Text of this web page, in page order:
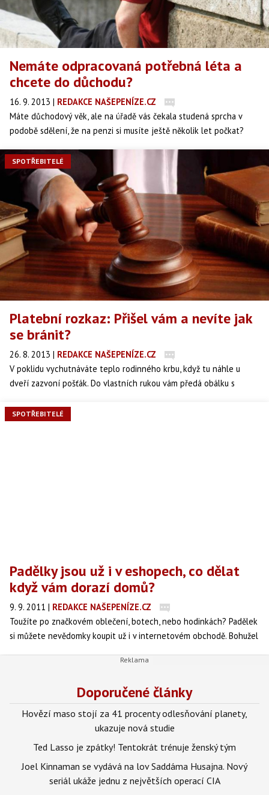
Nemáte odpracovaná potřebná léta a
chcete do důchodu?
16. 9. 2013 | REDAKCE NAŠEPENÍZE.CZ
Máte důchodový věk, ale na úřadě vás čekala studená sprcha v
podobě sdělení, že na penzi si musíte ještě několik let počkat?
setkávají ženy, které doma pečovaly o děti, nebo lidé, kteří přišli
na určitou dobu o zaměstnání.
SPOTŘEBITELÉ
Platební rozkaz: Přišel vám a nevíte jak
se bránit?
26. 8. 2013 | REDAKCE NAŠEPENÍZE.CZ
V poklidu vychutnáváte teplo rodinného krbu, když tu náhle u
dveří zazvoní pošťák. Do vlastních rukou vám předá obálku s
nápis „Platební rozkaz“. Co teď dělat? O co se jedná a jak se
SPOTŘEBITELÉ
Padělky jsou už i v eshopech, co dělat
když vám dorazí domů?
9. 9. 2011 | REDAKCE NAŠEPENÍZE.CZ
Toužíte po značkovém oblečení, botech, nebo hodinkách? Padělek
si můžete nevědomky koupit už i v internetovém obchodě. Bohužel
Doporučené články
Hovězí maso stojí za 41 procenty odlesňování planety,
ukazuje nová studie
Ted Lasso je zpátky! Tentokrát trénuje ženský tým
Joel Kinnaman se vydává na lov Saddáma Husajna. Nový
seriál ukáže jednu z největších operací CIA